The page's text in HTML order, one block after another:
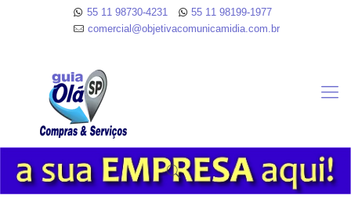
55 11 98730-4231
55 11 98199-1977
comercial@objetivacomunicamidia.com.br